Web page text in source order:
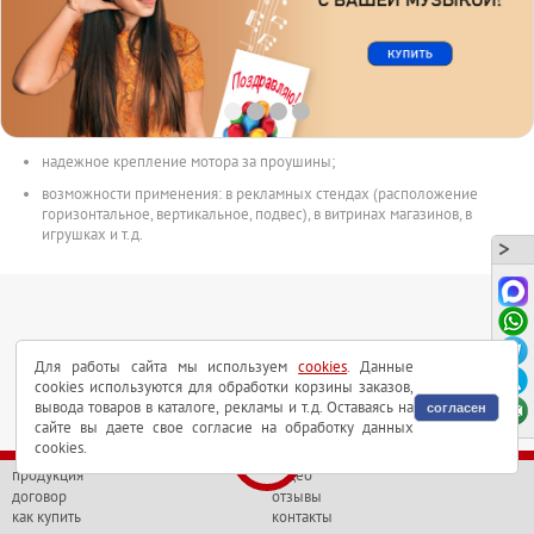
частота вращения 1 - 4 об/мин (в звисимости от подаваемого
напряжения);
нагрузка (макс.) - 1000г;
надежное крепление нагрузки винтом М3;
максимально допустимый ток под нагрузкой: 0,02А;
надежное крепление мотора за проушины;
возможности применения: в рекламных стендах (расположение
горизонтальное, вертикальное, подвес), в витринах магазинов, в
игрушках и т.д.
продукция
договор
как купить
видео
отзывы
контакты
Для работы сайта мы используемcookies. Данные
cookies используются для обработки корзины заказов,
вывода товаров в каталоге, рекламы и т.д. Оставаясь на
сайте вы даете свое согласие на обработку данных
cookies.
согласен